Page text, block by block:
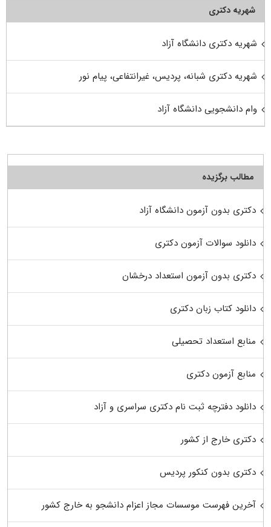
شهریه دکتری
شهریه دکتری دانشگاه آزاد
شهریه دکتری شبانه، پردیس، غیرانتفاعی، پیام نور
وام دانشجویی دانشگاه آزاد
مطالب برگزیده
دکتری بدون آزمون دانشگاه آزاد
دانلود سوالات آزمون دکتری
دکتری بدون آزمون استعداد درخشان
دانلود کتاب زبان دکتری
منابع استعداد تحصیلی
منابع آزمون دکتری
دانلود دفترچه ثبت نام دکتری سراسری و آزاد
دکتری خارج از کشور
دکتری بدون کنکور پردیس
آخرین فهرست موسسات مجاز اعزام دانشجو به خارج کشور